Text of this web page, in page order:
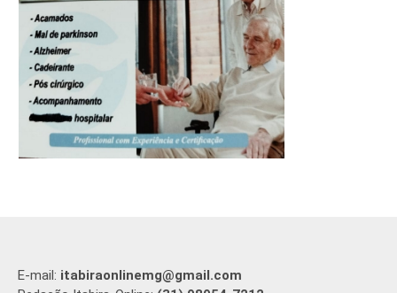
E-mail: itabiraonlinemg@gmail.com